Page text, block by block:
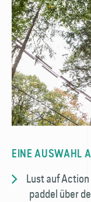
EINE AUSWAHL
Lust auf
paddel über